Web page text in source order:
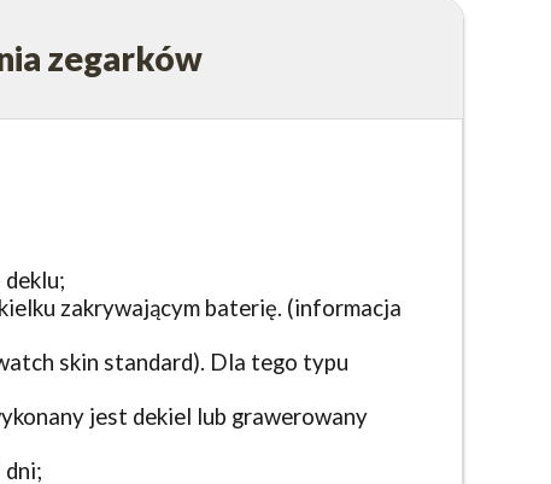
zegarków
zakrywającym baterię. (informacja
skin standard). Dla tego typu
jest dekiel lub grawerowany
dni;